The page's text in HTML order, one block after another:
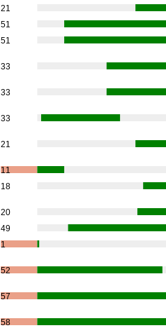
21
51
51
33
33
33
21
11
18
20
49
1
52
57
58